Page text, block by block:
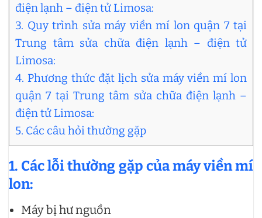
điện lạnh – điện tử Limosa:
3. Quy trình sửa máy viền mí lon quận 7 tại
Trung tâm sửa chữa điện lạnh – điện tử
Limosa:
4. Phương thức đặt lịch sửa máy viền mí lon
quận 7 tại Trung tâm sửa chữa điện lạnh –
điện tử Limosa:
5. Các câu hỏi thường gặp
1. Các lỗi thường gặp của máy viền mí
lon:
Máy bị hư nguồn